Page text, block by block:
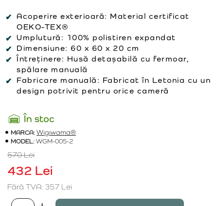
Acoperire exterioară: Material certificat
OEKO-TEX®
Umplutură: 100% polistiren expandat
Dimensiune: 60 x 60 x 20 cm
Întreținere: Husă detașabilă cu fermoar,
spălare manuală
Fabricare manuală: Fabricat în Letonia cu un
design potrivit pentru orice cameră
În stoc
MARCA:Wigiwama®
MODEL:WGM-005-2
432 Lei
570 Lei
Fără TVA: 357 Lei